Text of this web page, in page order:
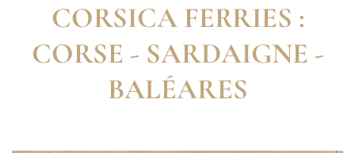
CORSICA FERRIES :
CORSE - SARDAIGNE -
BALÉARES